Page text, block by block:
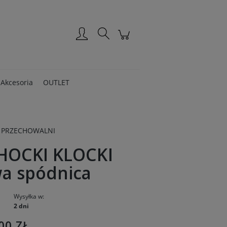
Akcesoria OUTLET
KLOCKI
spódnica
Wysyłka w:
2 dni